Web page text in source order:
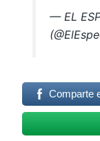
— EL
Comparte